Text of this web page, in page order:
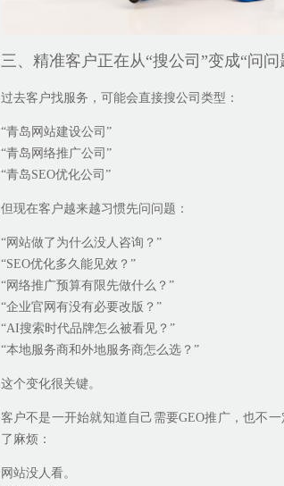
三、精准客户正在从“搜公司”变成“问问
过去客户找服务，可能会直接搜公司类型：
“青岛网站建设公司”
“青岛网络推广公司”
“青岛SEO优化公司”
但现在客户越来越习惯先问问题：
“网站做了为什么没人咨询？”
“SEO优化多久能见效？”
“网络推广预算有限先做什么？”
“企业官网有没有必要改版？”
“AI搜索时代品牌怎么被看见？”
“本地服务商和外地服务商怎么选？”
这个变化很关键。
客户不是一开始就知道自己需要GEO推广，也不
了麻烦：
网站没人看。